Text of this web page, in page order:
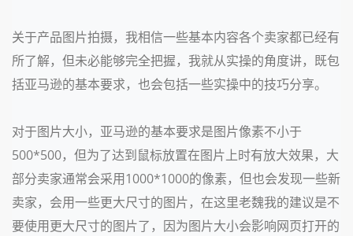
关于产品图片拍摄，我相信一些基本内容各个卖家都已经有
所了解，但未必能够完全把握，我就从实操的角度讲，既包
括亚马逊的基本要求，也会包括一些实操中的技巧分享。
对于图片大小，亚马逊的基本要求是图片像素不小于
500*500，但为了达到鼠标放置在图片上时有放大效果，大
部分卖家通常会采用1000*1000的像素，但也会发现一些新
卖家，会用一些更大尺寸的图片，在这里老魏我的建议是不
要使用更大尺寸的图片了，因为图片大小会影响网页打开的